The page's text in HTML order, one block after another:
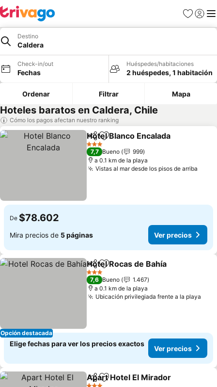
Favoritos
Iniciar
Destino
Caldera
Check-in/out
Fechas
Huéspedes/habitaciones
2 huéspedes, 1 habitación
Ordenar Filtrar Mapa
Hoteles baratos en Caldera, Chile
Cómo los pagos afectan nuestro ranking
CompartirAgregar a favoritos
Hotel Blanco Encalada
3 Estrellas
7,7 Bueno
999
a 0.1 km de la playa
Vistas al mar desde los pisos de arriba
De $78.602
Mira precios de 5 páginas Ver precios
Opción destacada
CompartirAgregar a favoritos
Hotel Rocas de Bahía
3 Estrellas
7,6 Bueno
1.467
a 0.1 km de la playa
Ubicación privilegiada frente a la playa
Elige fechas para ver los precios exactos
Ver precios
CompartirAgregar a favoritos
Apart Hotel El Mirador